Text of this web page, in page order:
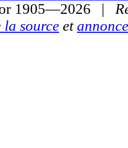
1905—2026 |
la source et